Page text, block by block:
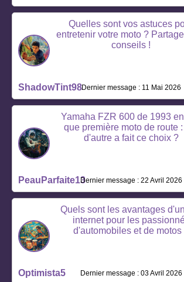
Quelles sont vos astuces
entretenir votre moto ?
conseils !
ShadowTint98Dernier message : 11 Mai 2026
Yamaha FZR 600 de 1993
que première moto de route
d'autre a fait ce choix ?
PeauParfaite13Dernier message : 22 Avril 2026
Quels sont les avantages
internet pour les
d'automobiles et de motos
Optimista5 Dernier message : 03 Avril 2026